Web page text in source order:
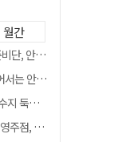
월간
고있었다"
안된다
있었다
1층만 운영